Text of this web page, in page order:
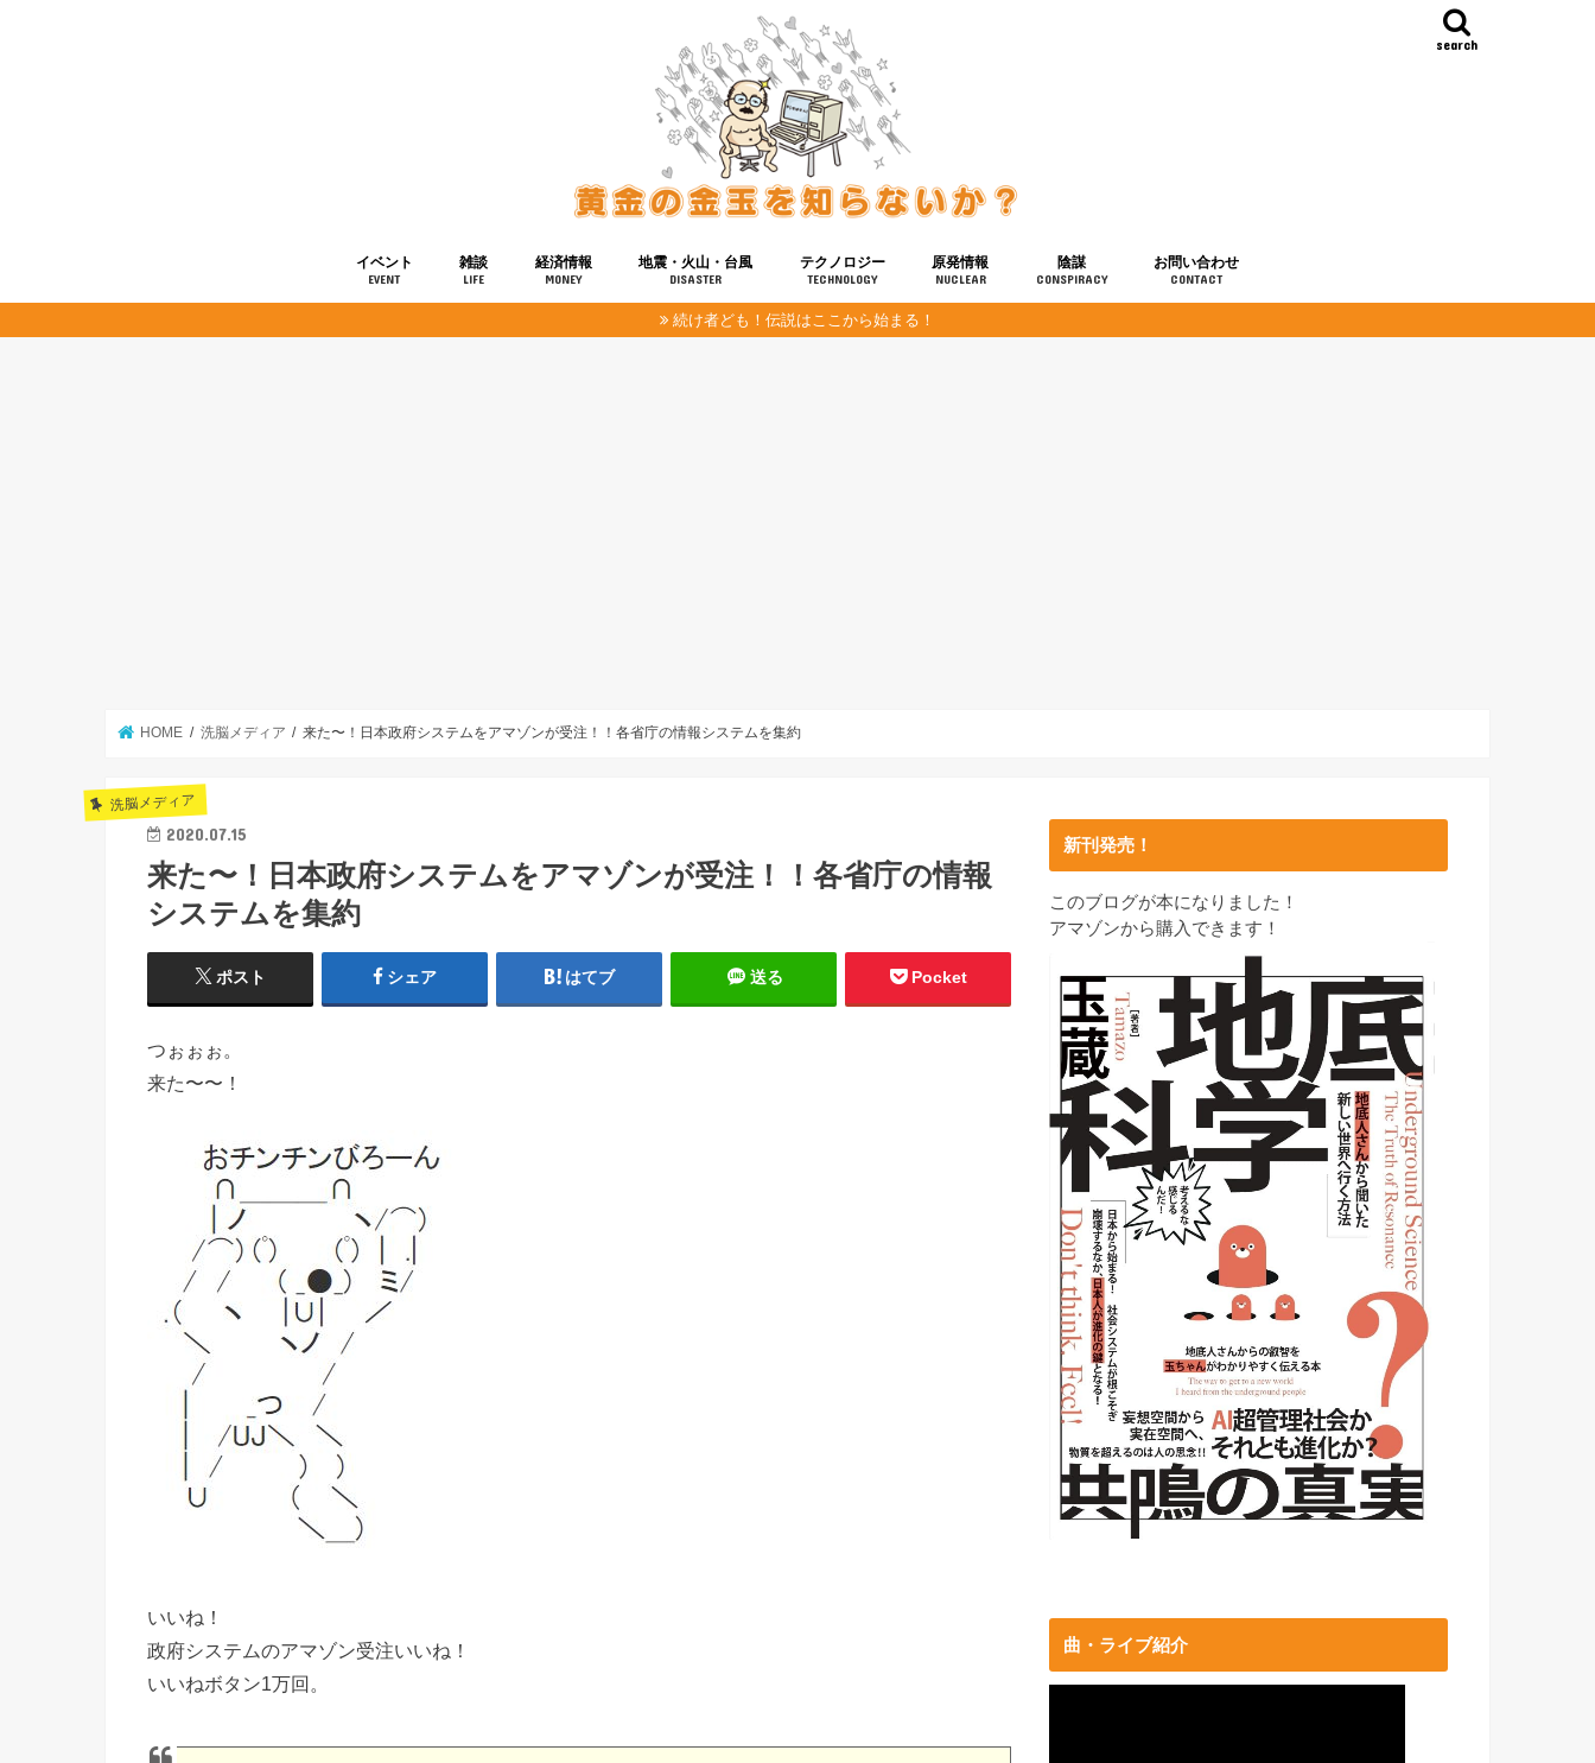
search
イベント
EVENT
雑談
LIFE
経済情報
MONEY
地震・火山・台風
DISASTER
テクノロジー
TECHNOLOGY
健康
宇宙
原発情報
NUCLEAR
陰謀
CONSPIRACY
お問い合わせ
CONTACT
続け者ども！伝説はここから始まる！
HOME 洗脳メディア 来た〜！日本政府システムをアマゾンが受注！！各省庁の情報システムを集約
洗脳メディア
2020.07.15
来た〜！日本政府システムをアマゾンが受注！！各省庁の情報
システムを集約
ポスト シェア はてブ 送る Pocket
つぉぉぉ。
来た〜〜！
いいね！
政府システムのアマゾン受注いいね！
いいねボタン1万回。
新刊発売！
このブログが本になりました！
アマゾンから購入できます！
曲・ライブ紹介